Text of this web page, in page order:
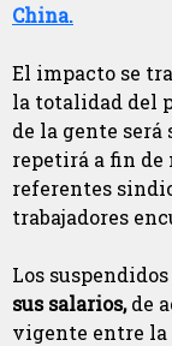
China.
El impacto se
la totalidad del
de la gente será
repetirá a fin de
referentes
trabajadores
Los suspendidos
sus salarios,de
vigente entre la